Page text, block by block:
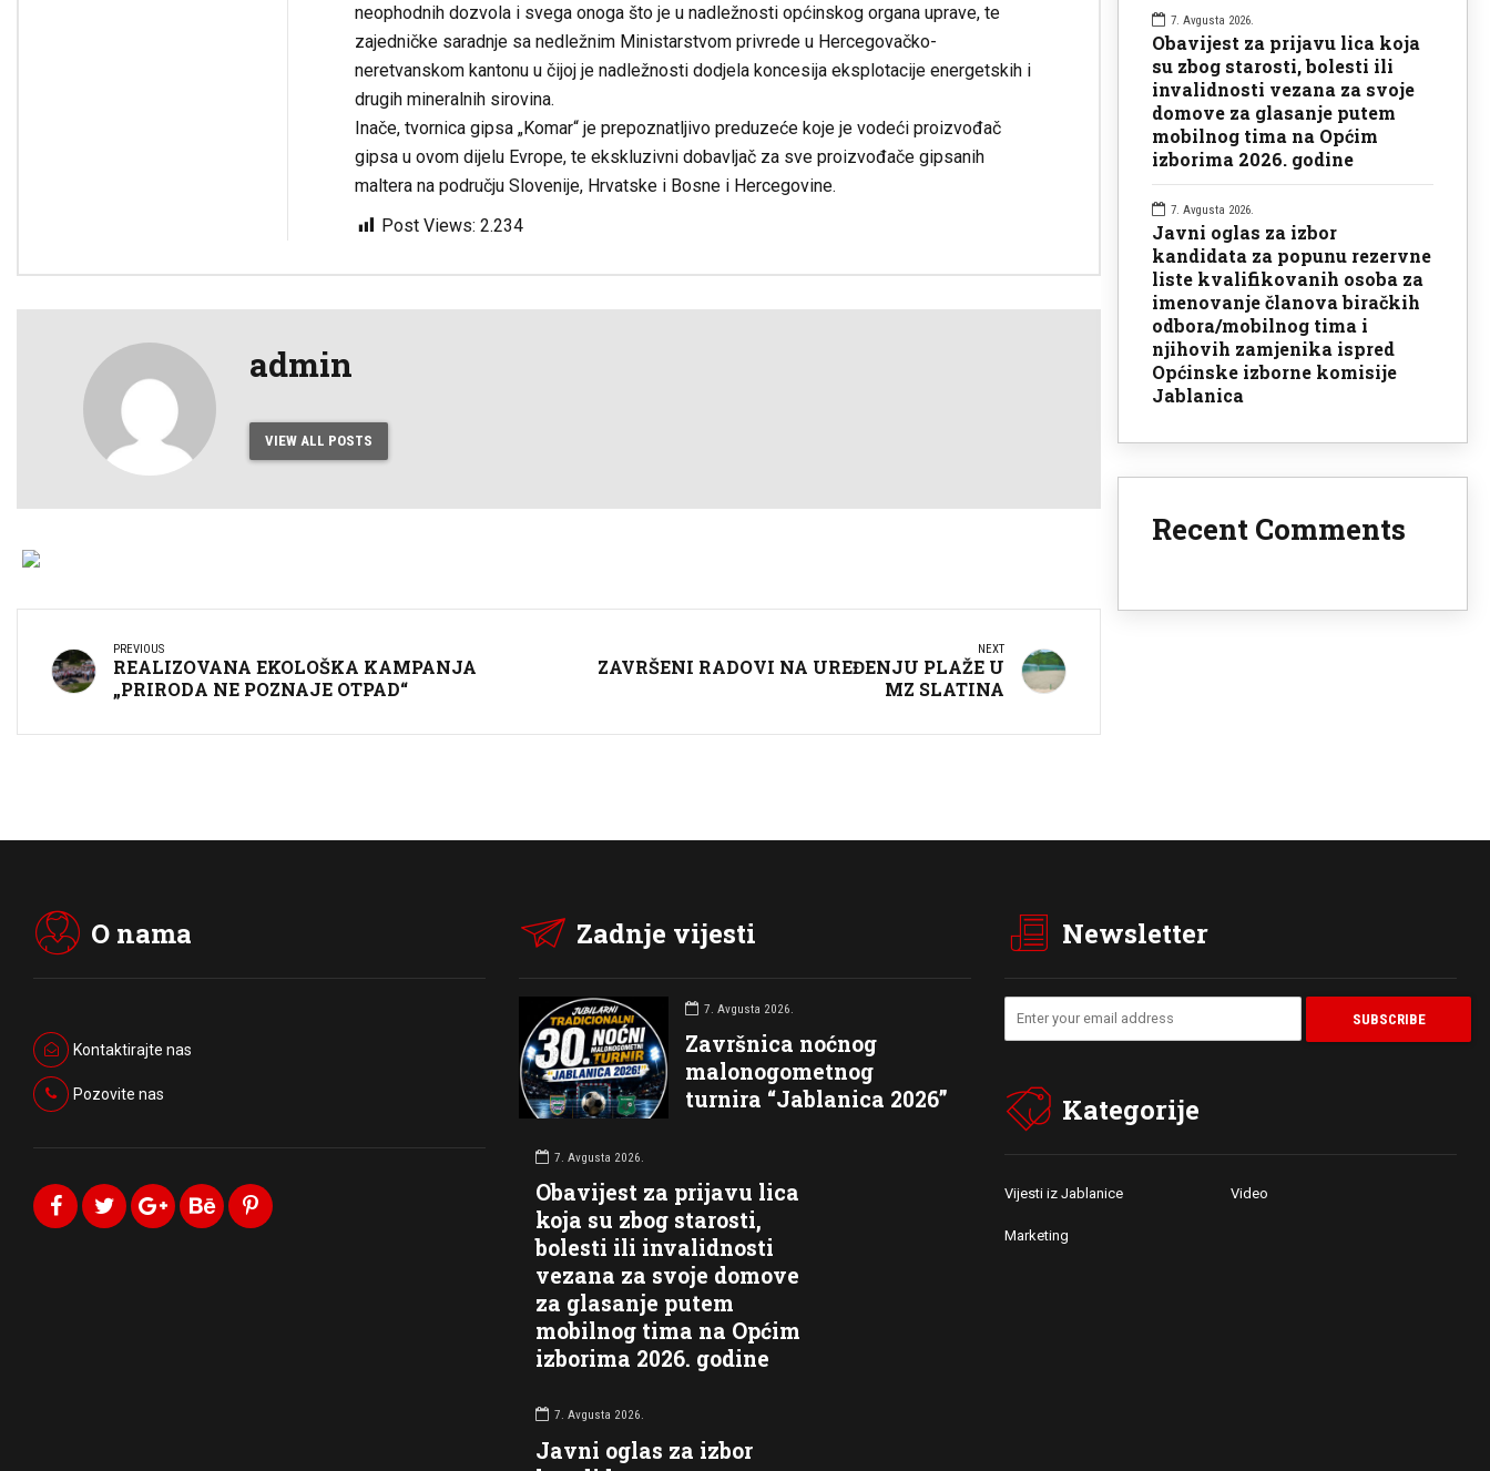
neophodnih dozvola i svega onoga što je u nadležnosti općinskog organa uprave, te
zajedničke saradnje sa nedležnim Ministarstvom privrede u Hercegovačko-
neretvanskom kantonu u čijoj je nadležnosti dodjela koncesija eksplotacije energetskih i
drugih mineralnih sirovina.
Inače, tvornica gipsa „Komar“ je prepoznatljivo preduzeće koje je vodeći proizvođač
gipsa u ovom dijelu Evrope, te ekskluzivni dobavljač za sve proizvođače gipsanih
maltera na području Slovenije, Hrvatske i Bosne i Hercegovine.
Post Views: 2.234
admin
VIEW ALL POSTS
PREVIOUS
REALIZOVANA EKOLOŠKA KAMPANJA
„PRIRODA NE POZNAJE OTPAD“
NEXT
ZAVRŠENI RADOVI NA UREĐENJU PLAŽE U
MZ SLATINA
7. Avgusta 2026.
Obavijest za prijavu lica koja
su zbog starosti, bolesti ili
invalidnosti vezana za svoje
domove za glasanje putem
mobilnog tima na Općim
izborima 2026. godine
7. Avgusta 2026.
Javni oglas za izbor
kandidata za popunu rezervne
liste kvalifikovanih osoba za
imenovanje članova biračkih
odbora/mobilnog tima i
njihovih zamjenika ispred
Općinske izborne komisije
Jablanica
Recent Comments
O nama
Kontaktirajte nas
Pozovite nas
Zadnje vijesti
7. Avgusta 2026.
Završnica noćnog
malonogometnog
turnira “Jablanica 2026”
7. Avgusta 2026.
Obavijest za prijavu lica
koja su zbog starosti,
bolesti ili invalidnosti
vezana za svoje domove
za glasanje putem
mobilnog tima na Općim
izborima 2026. godine
7. Avgusta 2026.
Javni oglas za izbor
Newsletter
Kategorije
Vijesti iz Jablanice Video
Marketing